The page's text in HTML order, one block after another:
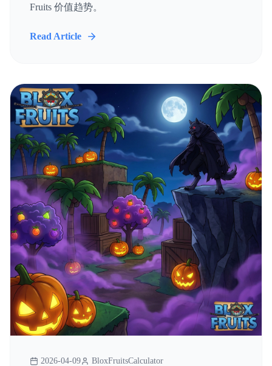
Fruits 价值趋势。
Read Article
2026-04-09 BloxFruitsCalculator